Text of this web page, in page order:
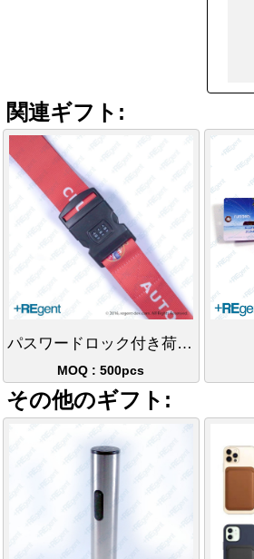
関連ギフト:
パスワードロック付き荷物ベルト
MOQ : 500pcs
その他のギフト: